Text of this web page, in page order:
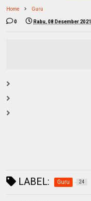
Home Guru
0 Rabu, 08 Desember 2021
LABEL: Guru 24